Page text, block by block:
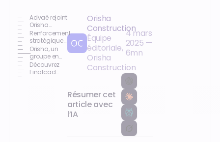
Advaé rejoint
Orisha
Construction
Renforcement
stratégique
pour Orisha
Construction
Orisha, un
groupe en
forte
croissance
Découvrez
Finalcad
Orisha
Construction
Équipe
éditoriale,
Orisha
Construction
4 mars
2025 —
6mn
Résumer cet
article avec
l’IA